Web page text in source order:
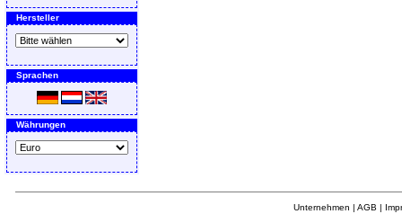
Hersteller
Sprachen
Währungen
Unternehmen | AGB |